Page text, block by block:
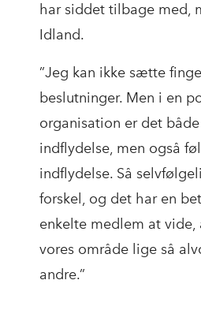
har siddet tilbage med,
Idland.
”Jeg kan ikke sætte
beslutninger. Men i en
organisation er det
indflydelse, men også
indflydelse. Så
forskel, og det har en
enkelte medlem at vide,
vores område lige så
andre.”